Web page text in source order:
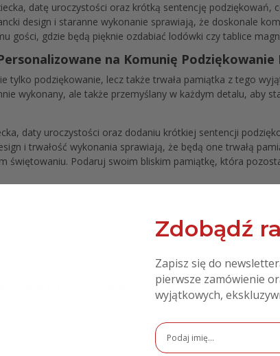
datę uroczystości oraz krótką sentencję podziękowań,
design i staranne wykonanie sprawiają, że doskonale
gości, gdzie będą pięknie ozdabiać lodówki czy tablice
na Komunię Podziękowanie
tylko podziękowanie, lecz także trwała pamiątka z tego
wykonany, ale także przemyślany w każdym detalu, aby
daty uroczystości oraz dodaniu krótkiej sentencji
i trwałość wykonania sprawiają, że będą one trwałą
świętowaniu. Podaruj swoim bliskim pamiątkę, która
montażu. W komplecie otrzymasz magnesik z
oryginalnego kleju.
neodymowe o małych rozmiarach, ale potężnej
estetycznie lepszym rozwiązaniem niż taśma
do personalizacji:
Zdobądź
Zapisz się do
pierwsze zamówienie
wyjątkowych,